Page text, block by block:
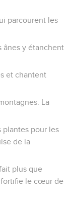
parcourent les
ânes y étanchent
et chantent
La
plantes pour les
de la
plus que
fortifie le cœur de